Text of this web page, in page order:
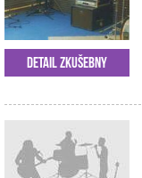
Detail zkušebny